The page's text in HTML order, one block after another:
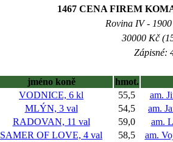
1467 CENA FIREM
Rovina IV -
30000 Kč
Zápisné:
jméno koně
hmot.
VODNICE, 6 kl 55,5
am.
MLÝN, 3 val 54,5
am.
RADOVAN, 11 val 59,0
am.
SAMER OF LOVE, 4 val 58,5
am.